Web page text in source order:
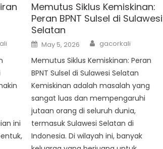
ini
Memutus Siklus Kemiskinan:
Peran BPNT Sulsel di Sulawesi
Selatan
Posted
on
May 5, 2026 Author
gacorkali
Memutus Siklus Kemiskinan: Peran
BPNT Sulsel di Sulawesi Selatan
Kemiskinan adalah masalah yang
sangat luas dan mempengaruhi
jutaan orang di seluruh dunia,
termasuk Sulawesi Selatan di
Indonesia. Di wilayah ini, banyak